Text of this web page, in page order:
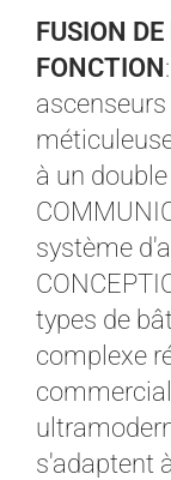
FUSION
FONCTION
à un
système
types de
complexe
s'adaptent